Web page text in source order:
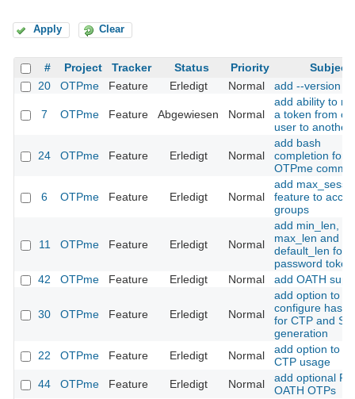
Apply Clear
# Project Tracker Status Priority
Subject
20
OTPme Feature Erledigt Normal add --version
7 OTPme Feature Abgewiesen Normal
add ability to
a token from
user to another
24 OTPme Feature Erledigt Normal
add bash
completion for
OTPme
6 OTPme Feature Erledigt Normal
add
feature to
groups
11 OTPme Feature Erledigt Normal
add min_len,
max_len and
default_len for
password
42
OTPme Feature Erledigt Normal add OATH
30 OTPme Feature Erledigt Normal
add option to
configure hash
for CTP and
generation
22
OTPme Feature Erledigt Normal
add option to
CTP usage
44
OTPme Feature Erledigt Normal
add optional
OATH OTPs